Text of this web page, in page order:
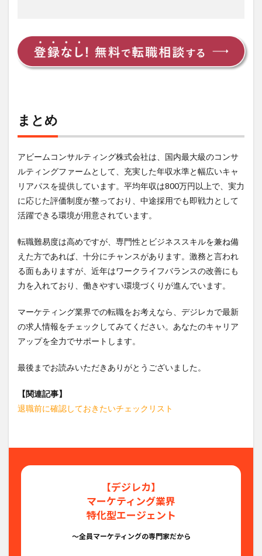
まとめ
アビームコンサルティング株式会社は、国内最大級のコンサ
ルティングファームとして、充実した年収水準と幅広いキャ
リアパスを提供しています。平均年収は800万円以上で、実力
に応じた評価制度が整っており、中途採用でも即戦力として
活躍できる環境が用意されています。
転職難易度は高めですが、専門性とビジネススキルを兼ね備
えた方であれば、十分にチャンスがあります。激務と言われ
る面もありますが、近年はワークライフバランスの改善にも
力を入れており、働きやすい環境づくりが進んでいます。
マーケティング業界での転職をお考えなら、デジレカで最新
の求人情報をチェックしてみてください。あなたのキャリア
アップを全力でサポートします。
最後までお読みいただきありがとうございました。
【関連記事】
退職前に確認しておきたいチェックリスト
【デジレカ】
マーケティング業界
特化型エージェント
〜全員マーケティングの専門家だから